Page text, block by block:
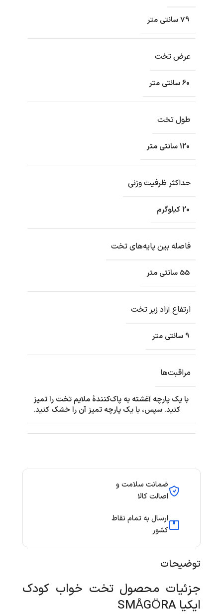
ضمانت سلامت و
اصالت کالا
ارسال به تمام نقاط
کشور
توضیحات
جزئیات محصول تخت خواب کودک
ایکیا SMÅGÖRA
79 سانتی متر
عرض تخت
60 سانتی متر
طول تخت
120 سانتی متر
حداکثر ظرفیت وزنی
20 کیلوگرم
فاصله بین پایه‌های تخت
55 سانتی متر
ارتفاع آزاد زیر تخت
9 سانتی متر
مراقبت‌ها
با یک پارچه آغشته به پاک‌کنندۀ ملایم تخت را تمیز
کنید. سپس، با یک پارچه تمیز آن را خشک کنید.